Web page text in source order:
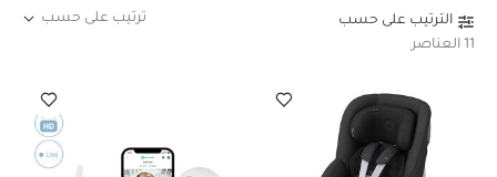
الترتيب على حسب
11 العناصر
ترتيب على حسب